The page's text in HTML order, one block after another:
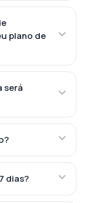
plano de
será
dias?